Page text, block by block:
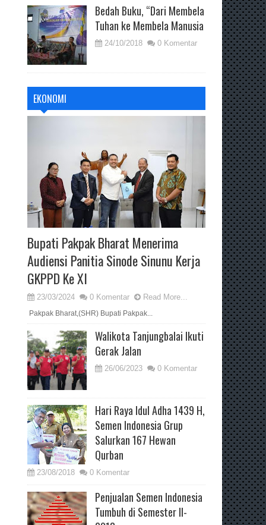
Bedah Buku, “Dari Membela
Tuhan ke Membela Manusia
24/10/2018 0 Komentar
EKONOMI
Bupati Pakpak Bharat Menerima
Audiensi Panitia Sinode Sinunu Kerja
GKPPD Ke XI
23/03/2024 0 Komentar Read More...
Pakpak Bharat,(SHR) Bupati Pakpak...
Walikota Tanjungbalai Ikuti
Gerak Jalan
26/06/2023 0 Komentar
Hari Raya Idul Adha 1439 H,
Semen Indonesia Grup
Salurkan 167 Hewan
Qurban
23/08/2018 0 Komentar
Penjualan Semen Indonesia
Tumbuh di Semester II-